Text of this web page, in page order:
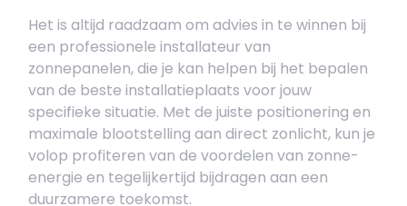
Het is altijd raadzaam om advies in te winnen bij
een professionele installateur van
zonnepanelen, die je kan helpen bij het bepalen
van de beste installatieplaats voor jouw
specifieke situatie. Met de juiste positionering en
maximale blootstelling aan direct zonlicht, kun je
volop profiteren van de voordelen van zonne-
energie en tegelijkertijd bijdragen aan een
duurzamere toekomst.